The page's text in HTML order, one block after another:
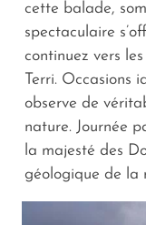
cette balade,
spectaculaire
continuez vers
Terri. Occasions
observe de
nature. Journée
la majesté des
géologique de la